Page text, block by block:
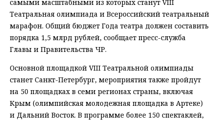
самыми масштабными из которых станут VIII
Театральная олимпиада и Всероссийский театральный
марафон. Общий бюджет Года театра должен составить
порядка 1,5 млрд рублей, сообщает пресс-служба
Главы и Правительства ЧР.
Основной площадкой VIII Театральной олимпиады
станет Санкт-Петербург, мероприятия также пройдут
на 50 площадках в семи регионах страны, включая
Крым (олимпийская молодежная площадка в Артеке)
и Дальний Восток. В программе более 150 спектаклей,